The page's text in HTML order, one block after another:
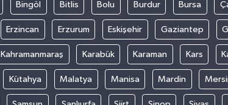
Bingöl Bitlis Bolu Burdur Bursa
Erzincan Erzurum Eskişehir Gaziantep
Kahramanmaraş Karabük Karaman Kars
Kütahya Malatya Manisa Mardin